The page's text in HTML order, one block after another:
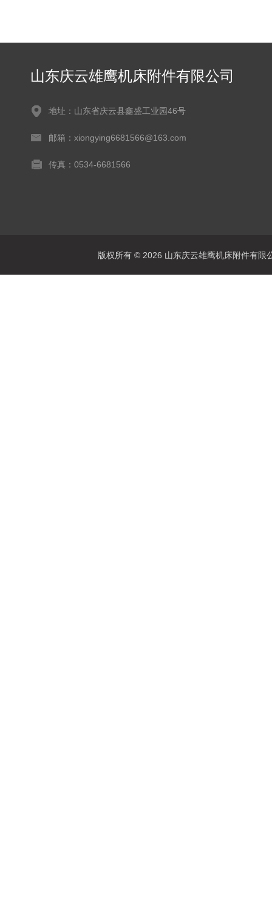
山东庆云雄鹰机床附件有限公司
地址：山东省庆云县鑫盛工业园46号
邮箱：xiongying6681566@163.com
传真：0534-6681566
版权所有 © 2026 山东庆云雄鹰机床附件有